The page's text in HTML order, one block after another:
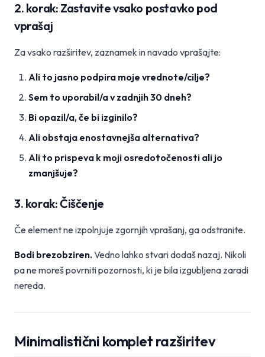
2. korak: Zastavite vsako postavko pod
vprašaj
Za vsako razširitev, zaznamek in navado vprašajte:
Ali to jasno podpira moje vrednote/cilje?
Sem to uporabil/a v zadnjih 30 dneh?
Bi opazil/a, če bi izginilo?
Ali obstaja enostavnejša alternativa?
Ali to prispeva k moji osredotočenosti ali jo
zmanjšuje?
3. korak: Čiščenje
Če element ne izpolnjuje zgornjih vprašanj, ga odstranite.
Bodi brezobziren.Vedno lahko stvari dodaš nazaj. Nikoli
pa ne moreš povrniti pozornosti, ki je bila izgubljena zaradi
nereda.
Minimalistični komplet razširitev